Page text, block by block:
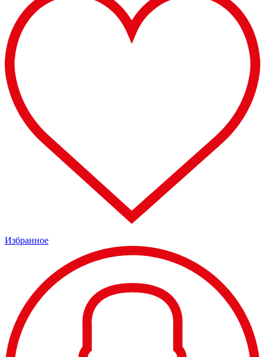
Избранное